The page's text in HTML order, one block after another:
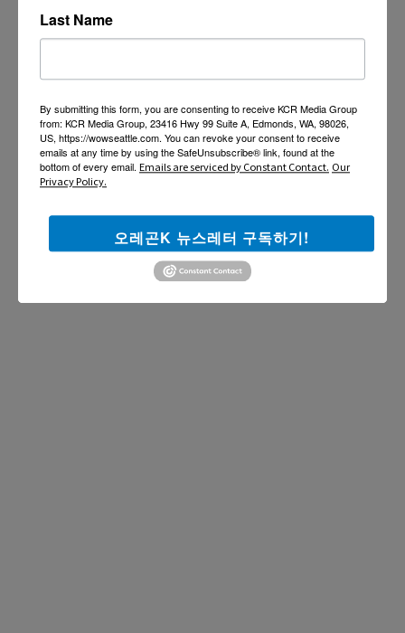
Last Name
By submitting this form, you are consenting to receive KCR Media Group
from: KCR Media Group, 23416 Hwy 99 Suite A, Edmonds, WA, 98026,
US, https://wowseattle.com. You can revoke your consent to receive
emails at any time by using the SafeUnsubscribe® link, found at the
bottom of every email. Emails are serviced by Constant Contact. Our
Privacy Policy.
오레곤K 뉴스레터 구독하기!